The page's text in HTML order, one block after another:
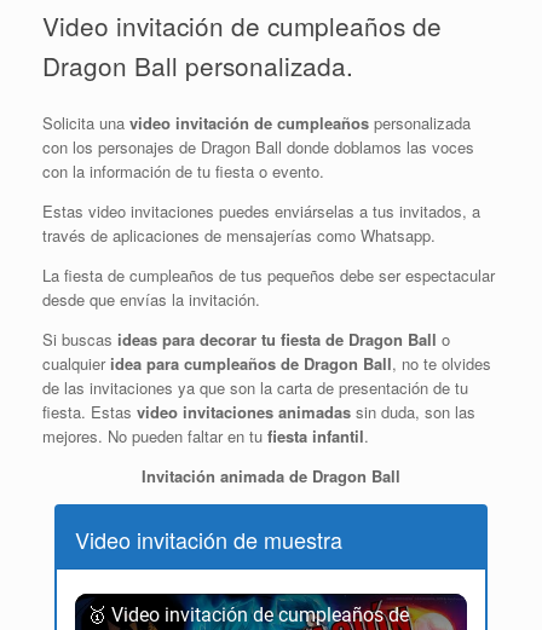
Video invitación de cumpleaños de
Dragon Ball personalizada.
Solicita una video invitación de cumpleaños personalizada
con los personajes de Dragon Ball donde doblamos las voces
con la información de tu fiesta o evento.
Estas video invitaciones puedes enviárselas a tus invitados, a
través de aplicaciones de mensajerías como Whatsapp.
La fiesta de cumpleaños de tus pequeños debe ser espectacular
desde que envías la invitación.
Si buscas ideas para decorar tu fiesta de Dragon Ball o
cualquieridea para cumpleaños de Dragon Ball, no te olvides
de las invitaciones ya que son la carta de presentación de tu
fiesta. Estas video invitaciones animadas sin duda, son las
mejores. No pueden faltar en tu fiesta infantil.
Invitación animada de Dragon Ball
Video invitación de muestra
🥇 Video invitación de cumpleaños de